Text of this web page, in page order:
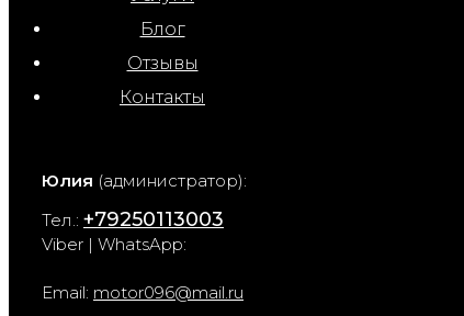
Блог
Отзывы
Контакты
Юлия (администратор):
Тел.: +79250113003
Viber | WhatsApp:
Email: motor096@mail.ru